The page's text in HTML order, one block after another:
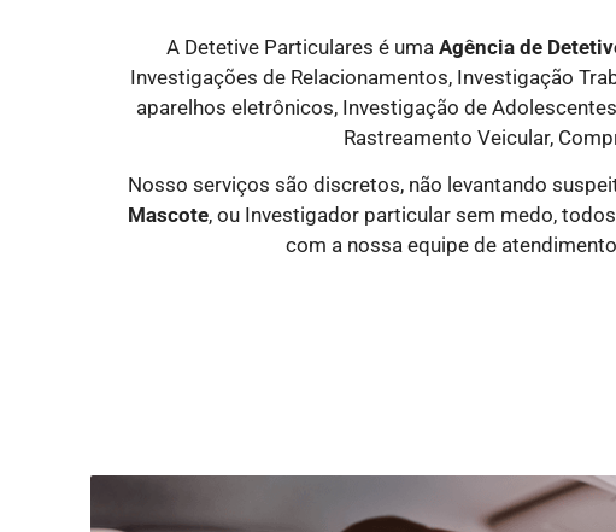
A Detetive Particulares é uma Agência de
Investigações de Relacionamentos, Investigação
aparelhos eletrônicos, Investigação de
Rastreamento Veicular,
Nosso serviços são discretos, não levantando
Mascote, ou Investigador particular sem medo,
com a nossa equipe de